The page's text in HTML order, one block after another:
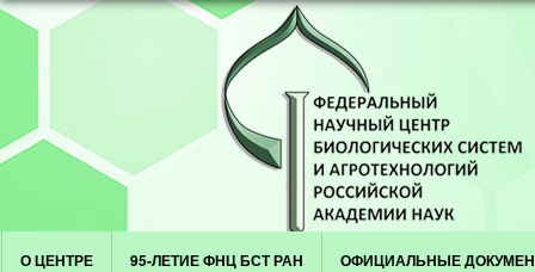
Menu
Skip to content
О ЦЕНТРЕ 95-ЛЕТИЕ ФНЦ БСТ РАН ОФИЦИАЛЬНЫЕ